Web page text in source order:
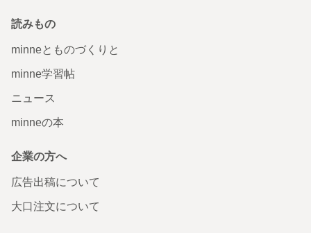
読みもの
minneとものづくりと
minne学習帖
ニュース
minneの本
企業の方へ
広告出稿について
大口注文について